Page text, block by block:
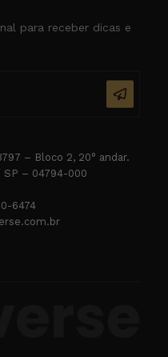
para receber dicas e
– Bloco 2, 20° andar.
SP – 04794-000
6474